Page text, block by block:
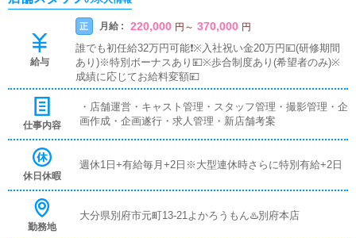
給与
正 月給 : 220,000 円 ～ 370,000 円
誰でも初任給32万円可能❗️※入社祝い金20万円💴(研修期間
あり)※特別ボーナスあり💴※歩合制度あり(希望者のみ)※
成績に応じてお給料変額💴
仕事内容
・店舗運営・キャスト管理・スタッフ管理・撮影管理・企
画作成・企画遂行・求人管理・新店舗考案
休日休暇
週休1日+有給毎月+2日※大型連休時さらに特別有給+2日
勤務地
大分県別府市元町13-21よかろうもん♨️別府本店